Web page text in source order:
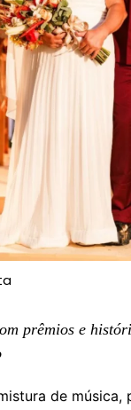
prêmios e
de música,